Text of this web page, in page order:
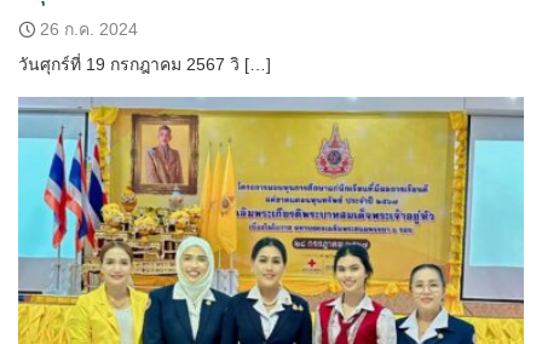
26 ก.ค. 2024
วันศุกร์ที่ 19 กรกฎาคม 2567 วิ […]